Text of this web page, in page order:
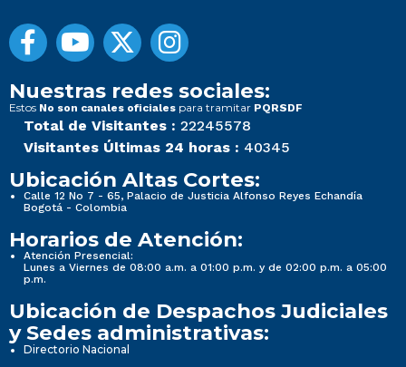
Nuestras redes sociales:
Estos No son canales oficiales para tramitar PQRSDF
Total de Visitantes : 22245578
Visitantes Últimas 24 horas : 40345
Ubicación Altas Cortes:
Calle 12 No 7 - 65, Palacio de Justicia Alfonso Reyes Echandía
Bogotá - Colombia
Horarios de Atención:
Atención Presencial:
Lunes a Viernes de 08:00 a.m. a 01:00 p.m. y de 02:00 p.m. a 05:00
p.m.
Ubicación de Despachos Judiciales
y Sedes administrativas:
Directorio Nacional